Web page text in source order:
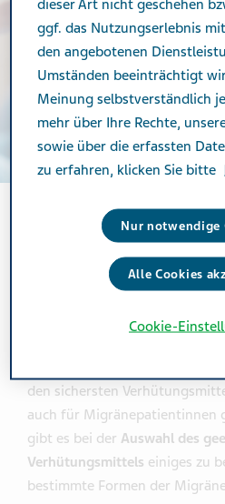
Die Pille trotz Migräne –
den sichersten
auch für Migränepatientinnen
gibt es bei der Auswahl des
Verhütungsmittels einiges zu
bestimmte Formen der
dieser Art nicht geschehen
ggf. das Nutzungserlebnis
den angebotenen
Umständen beeinträchtigt
Meinung selbstverständlich
mehr über Ihre Rechte,
sowie über die erfassten
zu erfahren, klicken Sie bitte
Nur notwendige
Alle Cookies
Cookie-